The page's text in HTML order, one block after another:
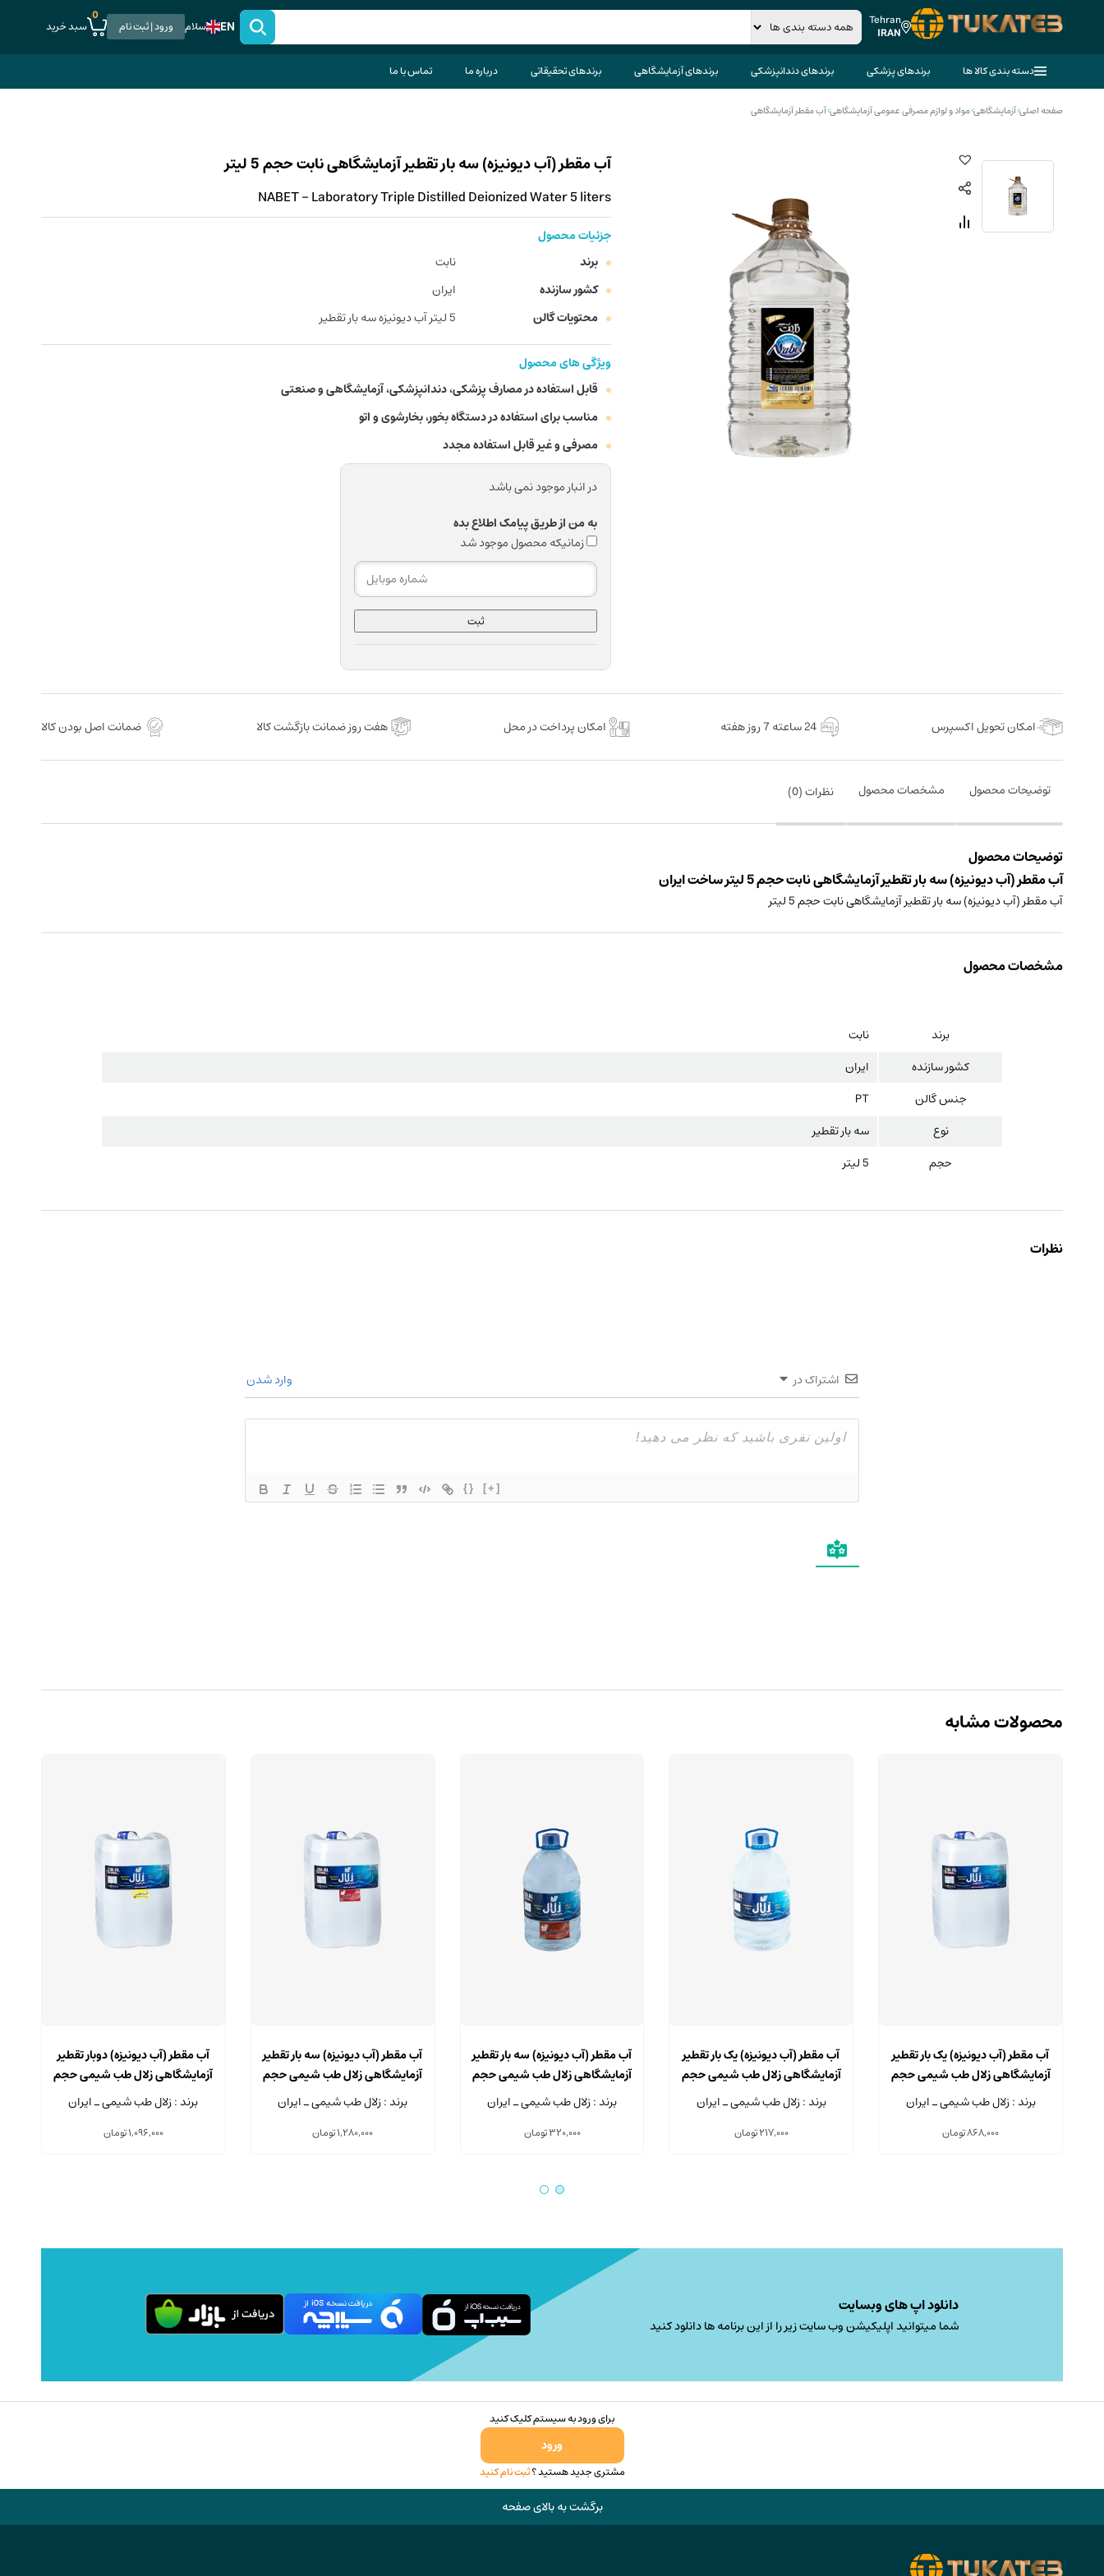
Tehran
IRAN
EN سلام ورود | ثبت نام
0
سبد خرید
دسته بندی کالا ها برندهای پزشکی برندهای دندانپزشکی برندهای آزمایشگاهی برندهای تحقیقاتی درباره ما تماس با ما
صفحه اصلی>آزمایشگاهی>مواد و لوازم مصرفی عمومی آزمایشگاهی>آب مقطر آزمایشگاهی
آب مقطر (آب دیونیزه) سه بار تقطیر آزمایشگاهی نابت حجم 5 لیتر
NABET - Laboratory Triple Distilled Deionized Water 5 liters
جزئیات محصول
برند
نابت
کشور سازنده
ایران
محتویات گالن
5 لیتر آب دیونیزه سه بار تقطیر
ویژگی های محصول
قابل استفاده در مصارف پزشکی، دندانپزشکی، آزمایشگاهی و صنعتی
مناسب برای استفاده در دستگاه بخور، بخارشوی و اتو
مصرفی و غیر قابل استفاده مجدد
در انبار موجود نمی باشد
به من از طریق پیامک اطلاع بده
زمانیکه محصول موجود شد
ثبت
امکان تحویل اکسپرس 24 ساعته 7 روز هفته امکان پرداخت در محل هفت روز ضمانت بازگشت کالا ضمانت اصل بودن کالا
توضیحات محصول مشخصات محصول نظرات (0
)
توضیحات محصول
آب مقطر (آب دیونیزه) سه بار تقطیر آزمایشگاهی نابت حجم 5 لیتر ساخت ایران
آب مقطر (آب دیونیزه) سه بار تقطیر آزمایشگاهی نابت حجم 5 لیتر
مشخصات محصول
برند
نابت
کشور سازنده
ایران
جنس گالن
PT
نوع
سه بار تقطیر
حجم
5 لیتر
نظرات
اشتراک در وارد شدن
{} [+]
محصولات مشابه
آب مقطر (آب دیونیزه) یک بار تقطیر
آزمایشگاهی زلال طب شیمی حجم
20 لیتر
برند : زلال طب شیمی ـ ایران
868,000تومان
آب مقطر (آب دیونیزه) یک بار تقطیر
آزمایشگاهی زلال طب شیمی حجم
5 لیتر
برند : زلال طب شیمی ـ ایران
217,000تومان
آب مقطر (آب دیونیزه) سه بار تقطیر
آزمایشگاهی زلال طب شیمی حجم
5 لیتر
برند : زلال طب شیمی ـ ایران
320,000تومان
آب مقطر (آب دیونیزه) سه بار تقطیر
آزمایشگاهی زلال طب شیمی حجم
20 لیتر
برند : زلال طب شیمی ـ ایران
1,280,000تومان
آب مقطر (آب دیونیزه) دوبار تقطیر
آزمایشگاهی زلال طب شیمی حجم
20 لیتر
برند : زلال طب شیمی ـ ایران
1,096,000تومان
دانلود اپ های وبسایت
شما میتوانید اپلیکیشن وب سایت زیر را از این برنامه ها دانلود کنید
برای ورود به سیستم کلیک کنید
ورود
مشتری جدید هستید ؟ثبت نام کنید
برگشت به بالای صفحه